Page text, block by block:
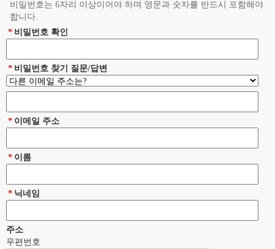
비밀번호는 6자리 이상이어야 하며 영문과 숫자를 반드시 포함해야
합니다.
비밀번호 확인
*
* 비밀번호 찾기 질문/답변
* 이메일 주소
* 이름
* 닉네임
주소
우편번호